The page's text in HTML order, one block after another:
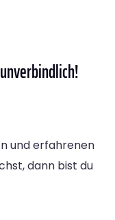
und erfahrenen
dann bist du